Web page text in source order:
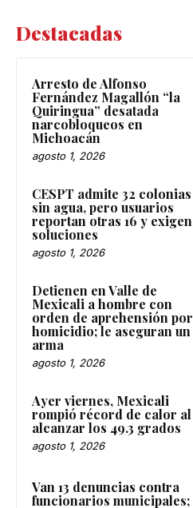
Destacadas
Arresto de Alfonso
Fernández Magallón “la
Quiringua” desatada
narcobloqueos en
Michoacán
agosto 1, 2026
CESPT admite 32 colonias
sin agua, pero usuarios
reportan otras 16 y exigen
soluciones
agosto 1, 2026
Detienen en Valle de
Mexicali a hombre con
orden de aprehensión por
homicidio; le aseguran un
arma
agosto 1, 2026
Ayer viernes, Mexicali
rompió récord de calor al
alcanzar los 49.3 grados
agosto 1, 2026
Van 13 denuncias contra
funcionarios municipales;